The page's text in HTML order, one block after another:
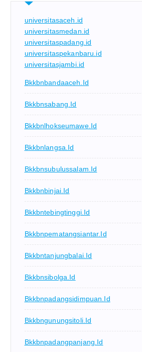
universitasaceh.id
universitasmedan.id
universitaspadang.id
universitaspekanbaru.id
universitasjambi.id
Bkkbnbandaaceh.id
Bkkbnsabang.id
Bkkbnlhokseumawe.id
Bkkbnlangsa.id
Bkkbnsubulussalam.id
Bkkbnbinjai.id
Bkkbntebingtinggi.id
Bkkbnpematangsiantar.id
Bkkbntanjungbalai.id
Bkkbnsibolga.id
Bkkbnpadangsidimpuan.id
Bkkbngunungsitoli.id
Bkkbnpadangpanjang.id